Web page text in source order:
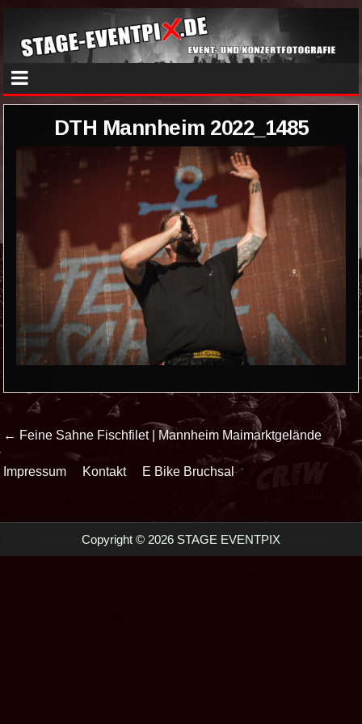
DTH Mannheim 2022_1485
Beitrags-
Navigation
← Feine Sahne Fischfilet | Mannheim Maimarktgelände
Impressum Kontakt E Bike Bruchsal
Copyright © 2026 STAGE EVENTPIX